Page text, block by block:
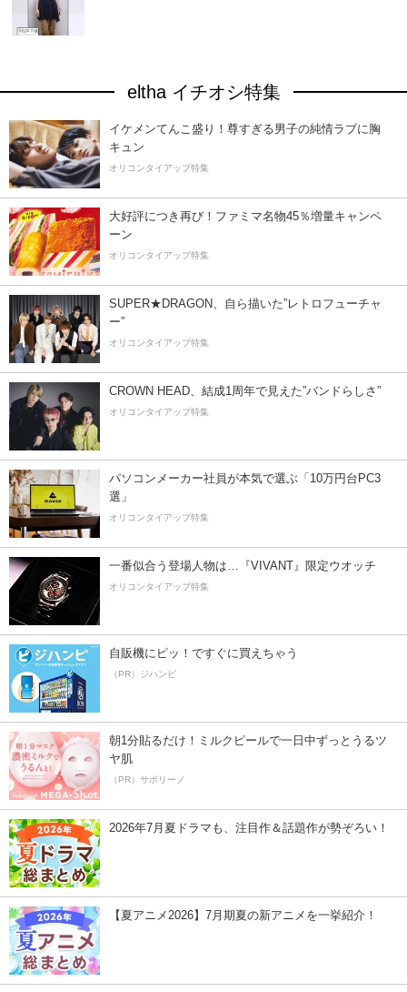
eltha イチオシ特集
イケメンてんこ盛り！尊すぎる男子の純情ラブに胸
キュン
オリコンタイアップ特集
大好評につき再び！ファミマ名物45％増量キャンペ
ーン
オリコンタイアップ特集
SUPER★DRAGON、自ら描いた”レトロフューチャ
ー”
オリコンタイアップ特集
CROWN HEAD、結成1周年で見えた”バンドらしさ”
オリコンタイアップ特集
パソコンメーカー社員が本気で選ぶ「10万円台PC3
選」
オリコンタイアップ特集
一番似合う登場人物は…『VIVANT』限定ウオッチ
オリコンタイアップ特集
自販機にピッ！ですぐに買えちゃう
（PR）ジハンピ
朝1分貼るだけ！ミルクピールで一日中ずっとうるツ
ヤ肌
（PR）サボリーノ
2026年7月夏ドラマも、注目作＆話題作が勢ぞろい！
【夏アニメ2026】7月期夏の新アニメを一挙紹介！